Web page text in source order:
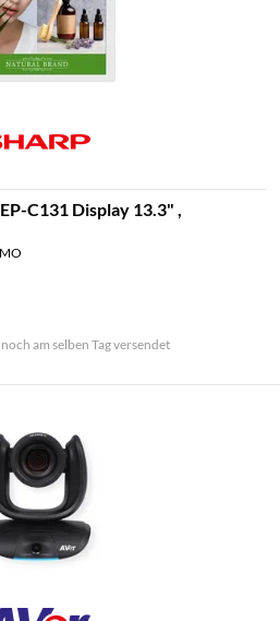
C131 Display 13.3" ,
am selben Tag versendet